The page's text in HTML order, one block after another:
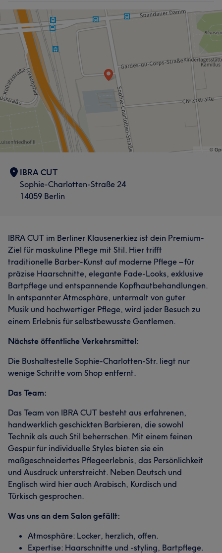
IBRA CUT
Sophie-Charlotten-Straße 24
14059 Berlin
IBRA CUT im Berliner Klausenerkiez ist dein Premium-
Ziel für maskuline Pflege mit Stil. Hier trifft
traditionelle Barber-Kunst auf moderne Pflege – für
präzise Haarschnitte, elegante Fade-Looks, exklusive
Bartpflege und entspannende Kopfhautbehandlungen.
In entspannter Atmosphäre, untermalt von guter
Musik und hochwertiger Pflege, wird jeder Besuch zu
einem Erlebnis für selbstbewusste Gentlemen.
Nächste öffentliche Verkehrsmittel:
Die Bushaltestelle Sophie-Charlotten-Str. liegt nur
wenige Schritte vom Shop entfernt.
Das Team:
Das Team von IBRA CUT besteht aus erfahrenen,
handwerklich geschickten Barbieren, die sowohl
Technik als auch Stil beherrschen. Mit einem feinen
Gespür für individuelle Styles bieten sie ein
maßgeschneidertes Pflegeerlebnis, das Persönlichkeit
und Ausdruck unterstreicht. Neben Deutsch und
Englisch wird hier auch Arabisch, Kurdisch und
Türkisch gesprochen.
Was uns an dem Salon gefällt:
Atmosphäre: Locker, herzlich, offen.
Expertise: Haarschnitte und -styling, Bartpflege.